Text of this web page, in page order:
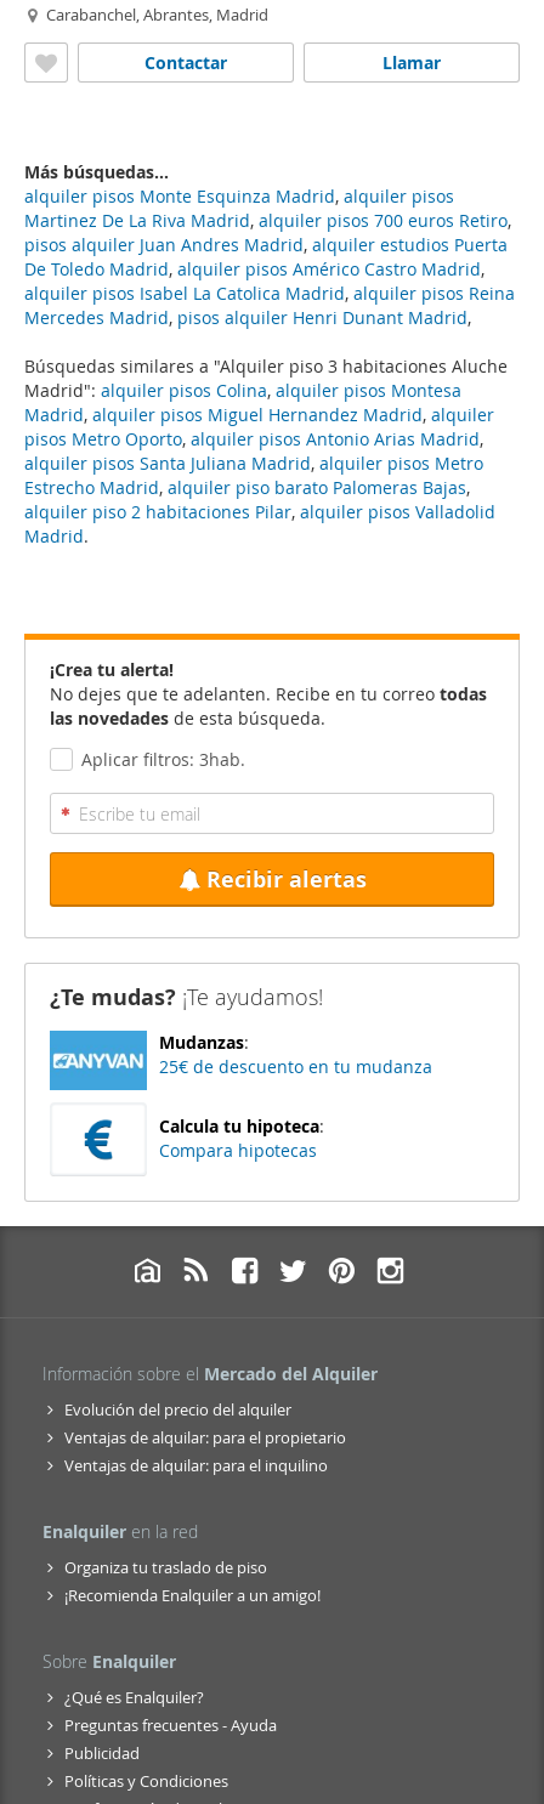
Búsquedas similares a "Alquiler piso 3 habitaciones Aluche
Madrid": alquiler pisos Colina, alquiler pisos Montesa
Madrid, alquiler pisos Miguel Hernandez Madrid, alquiler
pisos Metro Oporto, alquiler pisos Antonio Arias Madrid,
alquiler pisos Santa Juliana Madrid, alquiler pisos Metro
Estrecho Madrid, alquiler piso barato Palomeras Bajas,
alquiler piso 2 habitaciones Pilar, alquiler pisos Valladolid
Madrid.
Carabanchel, Abrantes, Madrid
Llamar
Contactar
Más búsquedas...
alquiler pisos Monte Esquinza Madrid, alquiler pisos
Martinez De La Riva Madrid, alquiler pisos 700 euros Retiro,
pisos alquiler Juan Andres Madrid, alquiler estudios Puerta
De Toledo Madrid, alquiler pisos Américo Castro Madrid,
alquiler pisos Isabel La Catolica Madrid, alquiler pisos Reina
Mercedes Madrid, pisos alquiler Henri Dunant Madrid,
¡Crea tu alerta!
No dejes que te adelanten. Recibe en tu correo todas
las novedades de esta búsqueda.
Aplicar filtros: 3hab.
Recibir alertas
¿Te mudas? ¡Te ayudamos!
Mudanzas:
25€ de descuento en tu mudanza
Calcula tu hipoteca:
Compara hipotecas
Información sobre el Mercado del Alquiler
Evolución del precio del alquiler
Ventajas de alquilar: para el propietario
Ventajas de alquilar: para el inquilino
Enalquiler en la red
Organiza tu traslado de piso
¡Recomienda Enalquiler a un amigo!
Sobre Enalquiler
¿Qué es Enalquiler?
Preguntas frecuentes - Ayuda
Publicidad
Políticas y Condiciones